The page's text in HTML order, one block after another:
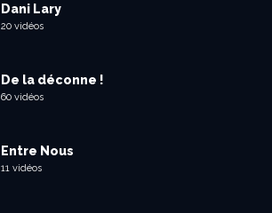
Dani Lary
20 vidéos
De la déconne !
60 vidéos
Entre Nous
11 vidéos